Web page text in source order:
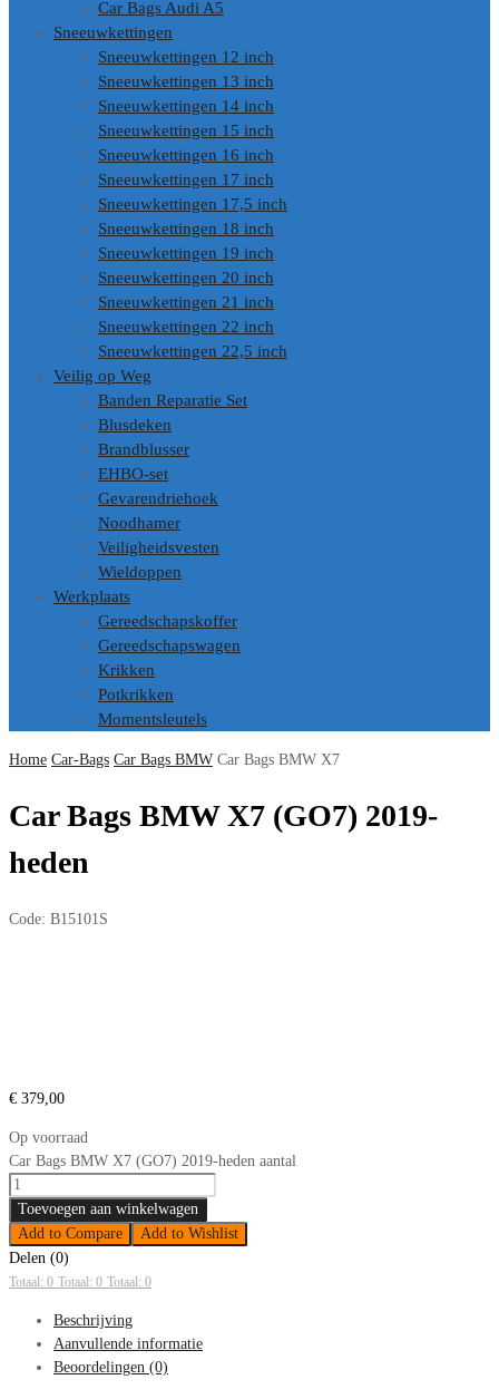
Car Bags Audi A5
Sneeuwkettingen
Sneeuwkettingen 12 inch
Sneeuwkettingen 13 inch
Sneeuwkettingen 14 inch
Sneeuwkettingen 15 inch
Sneeuwkettingen 16 inch
Sneeuwkettingen 17 inch
Sneeuwkettingen 17,5 inch
Sneeuwkettingen 18 inch
Sneeuwkettingen 19 inch
Sneeuwkettingen 20 inch
Sneeuwkettingen 21 inch
Sneeuwkettingen 22 inch
Sneeuwkettingen 22,5 inch
Veilig op Weg
Banden Reparatie Set
Blusdeken
Brandblusser
EHBO-set
Gevarendriehoek
Noodhamer
Veiligheidsvesten
Wieldoppen
Werkplaats
Gereedschapskoffer
Gereedschapswagen
Krikken
Potkrikken
Momentsleutels
Home Car-Bags Car Bags BMW Car Bags BMW X7
Car Bags BMW X7 (GO7) 2019-
heden
Code: B15101S
€ 379,00
Op voorraad
Car Bags BMW X7 (GO7) 2019-heden aantal
Toevoegen aan winkelwagen
Add to Compare
Add to Wishlist
Delen (0)
Totaal: 0 Totaal: 0 Totaal: 0
Beschrijving
Aanvullende informatie
Beoordelingen (0)